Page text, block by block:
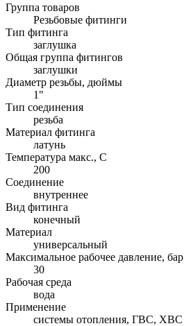
Группа товаров
Резьбовые фитинги
Тип фитинга
заглушка
Общая группа фитингов
заглушки
Диаметр резьбы, дюймы
1"
Тип соединения
резьба
Материал фитинга
латунь
Температура макс., С
200
Соединение
внутреннее
Вид фитинга
конечный
Материал
универсальный
Максимальное рабочее давление, бар
30
Рабочая среда
вода
Применение
системы отопления, ГВС, ХВС